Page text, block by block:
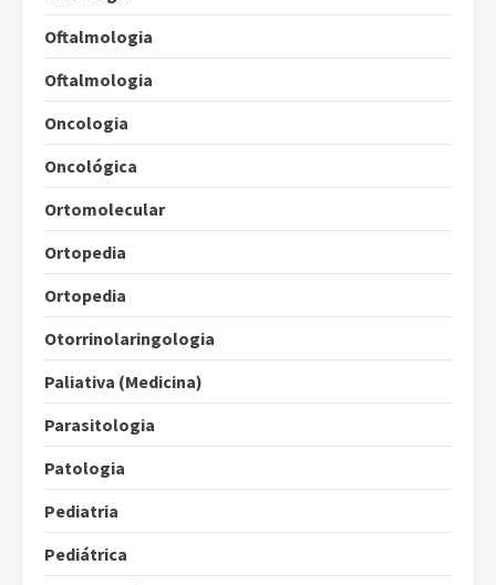
Oftalmologia
Oftalmologia
Oncologia
Oncológica
Ortomolecular
Ortopedia
Ortopedia
Otorrinolaringologia
Paliativa (Medicina)
Parasitologia
Patologia
Pediatria
Pediátrica